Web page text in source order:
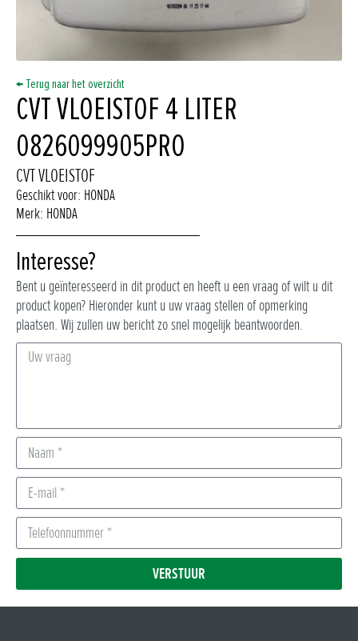
← Terug naar het overzicht
CVT VLOEISTOF 4 LITER
0826099905PRO
CVT VLOEISTOF
Geschikt voor: HONDA
Merk: HONDA
Interesse?
Bent u geïnteresseerd in dit product en heeft u een vraag of wilt u dit
product kopen? Hieronder kunt u uw vraag stellen of opmerking
plaatsen. Wij zullen uw bericht zo snel mogelijk beantwoorden.
VERSTUUR